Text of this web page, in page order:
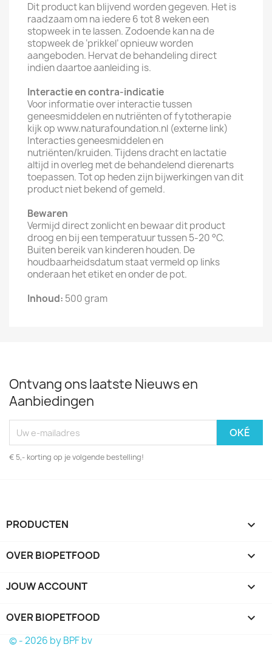
Dit product kan blijvend worden gegeven. Het is
raadzaam om na iedere 6 tot 8 weken een
stopweek in te lassen. Zodoende kan na de
stopweek de ‘prikkel’ opnieuw worden
aangeboden. Hervat de behandeling direct
indien daartoe aanleiding is.
Interactie en contra-indicatie
Voor informatie over interactie tussen
geneesmiddelen en nutriënten of fytotherapie
kijk op www.naturafoundation.nl (externe link)
Interacties geneesmiddelen en
nutriënten/kruiden. Tijdens dracht en lactatie
altijd in overleg met de behandelend dierenarts
toepassen. Tot op heden zijn bijwerkingen van dit
product niet bekend of gemeld.
Bewaren
Vermijd direct zonlicht en bewaar dit product
droog en bij een temperatuur tussen 5-20 °C.
Buiten bereik van kinderen houden. De
houdbaarheidsdatum staat vermeld op links
onderaan het etiket en onder de pot.
Inhoud: 500 gram
Ontvang ons laatste Nieuws en
Aanbiedingen
€ 5,- korting op je volgende bestelling!
PRODUCTEN 
OVER BIOPETFOOD 
JOUW ACCOUNT 
OVER BIOPETFOOD keyboard_arrow_down
© - 2026 by BPF bv